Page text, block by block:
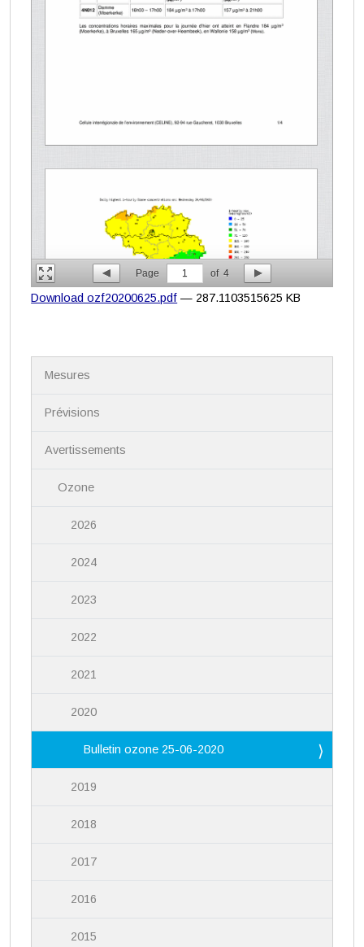
Page 1 of 4
Download ozf20200625.pdf — 287.1103515625 KB
Mesures
Prévisions
Avertissements
Ozone
2026
2024
2023
2022
2021
2020
Bulletin ozone 25-06-2020
2019
2018
2017
2016
2015